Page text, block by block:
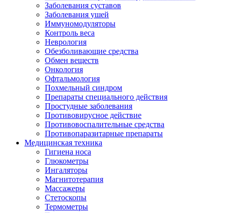
Заболевания суставов
Заболевания ушей
Иммуномодуляторы
Контроль веса
Неврология
Обезболивающие средства
Обмен веществ
Онкология
Офтальмология
Похмельный синдром
Препараты специального действия
Простудные заболевания
Противовирусное действие
Противовоспалительные средства
Противопаразитарные препараты
Медицинская техника
Гигиена носа
Глюкометры
Ингаляторы
Магнитотерапия
Массажеры
Стетоскопы
Термометры